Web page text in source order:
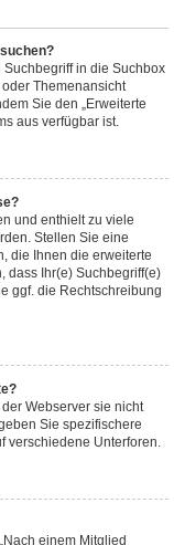
in die Suchbox
Themenansicht
Sie den „Erweiterte
aus verfügbar ist.
und enthielt zu viele
Stellen Sie eine
die Ihnen die erweiterte
dass Ihr(e) Suchbegriff(e)
ggf. die Rechtschreibung
Webserver sie nicht
Sie spezifischere
verschiedene Unterforen.
einem Mitglied